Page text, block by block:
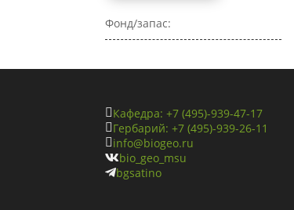
Фонд/запас:
Кафедра: +7 (495)-939-47-17
Гербарий: +7 (495)-939-26-11
info@biogeo.ru
bio_geo_msu
bgsatino